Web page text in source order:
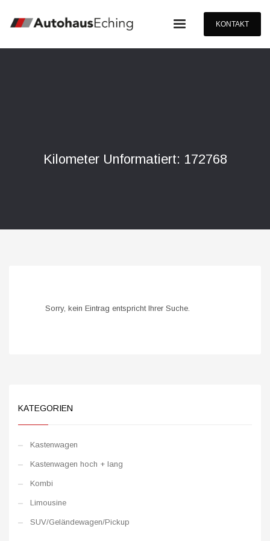
KONTAKT
Kilometer Unformatiert: 172768
Sorry, kein Eintrag entspricht Ihrer Suche.
KATEGORIEN
Kastenwagen
Kastenwagen hoch + lang
Kombi
Limousine
SUV/Geländewagen/Pickup